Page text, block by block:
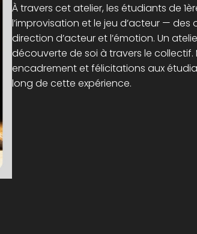
À travers cet atelier, les étudiants de
l’improvisation et le jeu d’acteur —
direction d’acteur et l’émotion. Un
découverte de soi à travers le
encadrement et félicitations aux
long de cette expérience.